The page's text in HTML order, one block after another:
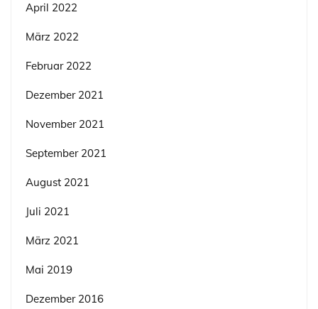
April 2022
März 2022
Februar 2022
Dezember 2021
November 2021
September 2021
August 2021
Juli 2021
März 2021
Mai 2019
Dezember 2016